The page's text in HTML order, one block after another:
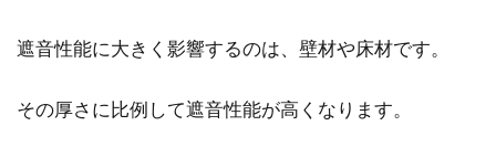
遮音性能に大きく影響するのは、壁材や床材です。
その厚さに比例して遮音性能が高くなります。